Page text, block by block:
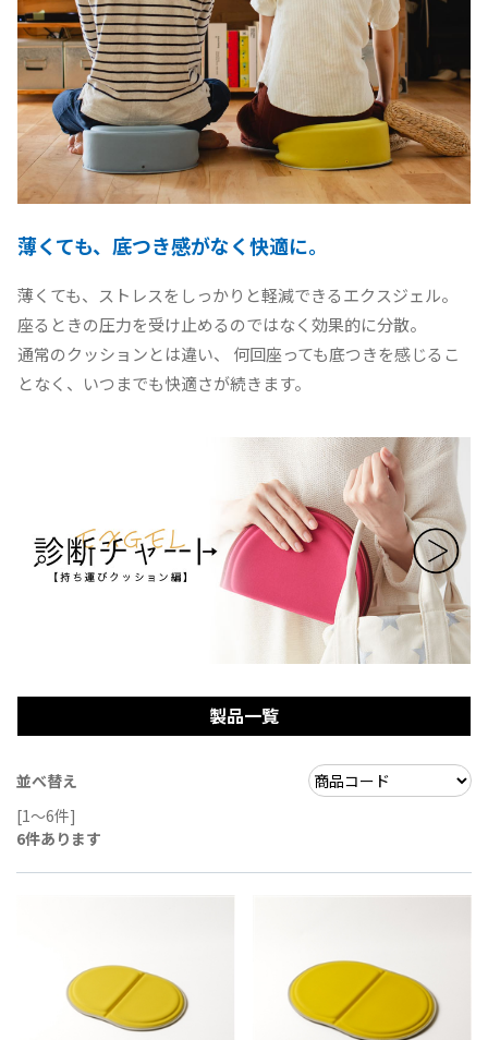
薄くても、底つき感がなく快適に。
薄くても、ストレスをしっかりと軽減できるエクスジェル。
座るときの圧力を受け止めるのではなく効果的に分散。
通常のクッションとは違い、 何回座っても底つきを感じるこ
となく、いつまでも快適さが続きます。
製品一覧
並べ替え
[1～6件]
6件あります